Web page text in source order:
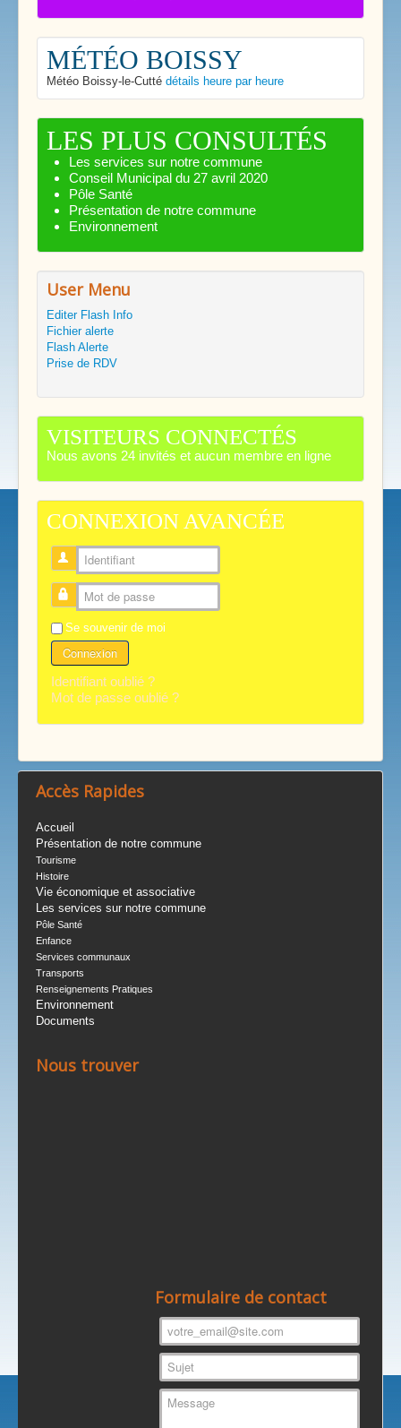
MÉTÉO BOISSY
Météo Boissy-le-Cutté détails heure par heure
LES PLUS CONSULTÉS
Les services sur notre commune
Conseil Municipal du 27 avril 2020
Pôle Santé
Présentation de notre commune
Environnement
User Menu
Editer Flash Info
Fichier alerte
Flash Alerte
Prise de RDV
VISITEURS CONNECTÉS
Nous avons 24 invités et aucun membre en ligne
CONNEXION AVANCÉE
Identifiant
Mot de passe
Se souvenir de moi
Connexion
Identifiant oublié ?
Mot de passe oublié ?
Accès Rapides
Accueil
Présentation de notre commune
Tourisme
Histoire
Vie économique et associative
Les services sur notre commune
Pôle Santé
Enfance
Services communaux
Transports
Renseignements Pratiques
Environnement
Documents
Nous trouver
Formulaire de contact